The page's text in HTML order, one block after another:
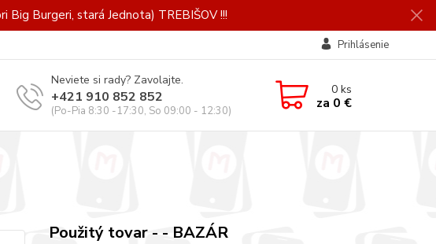
Big Burgeri, stará Jednota) TREBIŠOV !!!
Prihlásenie
Neviete si rady? Zavolajte.
+421 910 852 852
(Po-Pia 8:30 -17:30, So 09:00 - 12:30)
0ks
za 0 €
Použitý tovar - - BAZÁR